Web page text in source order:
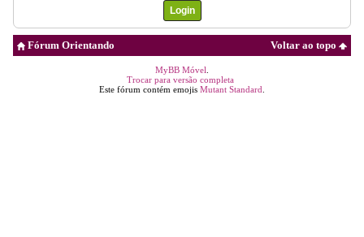
Voltar ao topo
Fórum Orientando
MyBB Móvel
Trocar para versão completa
Este fórum contém emojis Mutant Standard